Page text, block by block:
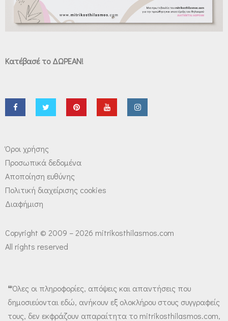
Κατέβασέ το ΔΩΡΕΑΝ!
Όροι χρήσης
Προσωπικά δεδομένα
Αποποίηση ευθύνης
Πολιτική διαχείρισης cookies
Διαφήμιση
Copyright © 2009 – 2026 mitrikosthilasmos.com
All rights reserved
❝Όλες οι πληροφορίες, απόψεις και απαντήσεις που
δημοσιεύονται εδώ, ανήκουν εξ ολοκλήρου στους συγγραφείς
τους, δεν εκφράζουν απαραίτητα το mitrikosthilasmos.com,